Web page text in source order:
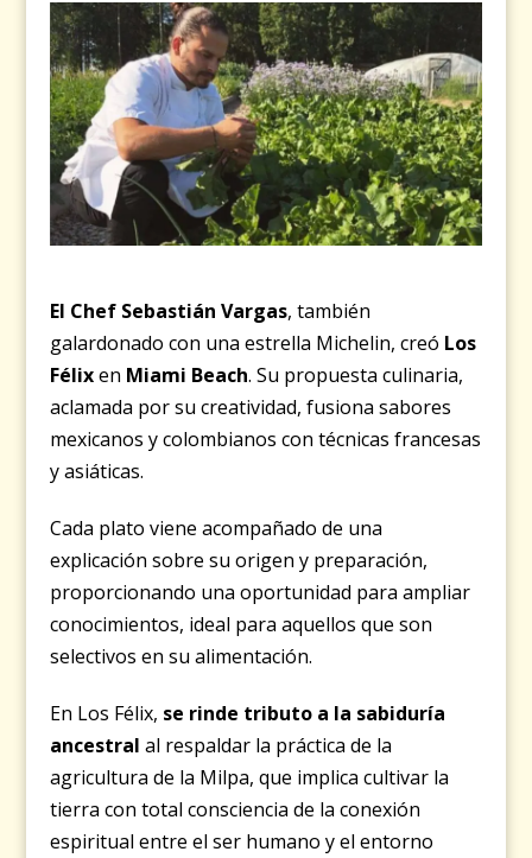
El Chef Sebastián Vargas, también
galardonado con una estrella Michelin, creó Los
Félixen Miami Beach. Su propuesta culinaria,
aclamada por su creatividad, fusiona sabores
mexicanos y colombianos con técnicas francesas
y asiáticas.
Cada plato viene acompañado de una
explicación sobre su origen y preparación,
proporcionando una oportunidad para ampliar
conocimientos, ideal para aquellos que son
selectivos en su alimentación.
En Los Félix, se rinde tributo a la sabiduría
ancestralal respaldar la práctica de la
agricultura de la Milpa, que implica cultivar la
tierra con total consciencia de la conexión
espiritual entre el ser humano y el entorno